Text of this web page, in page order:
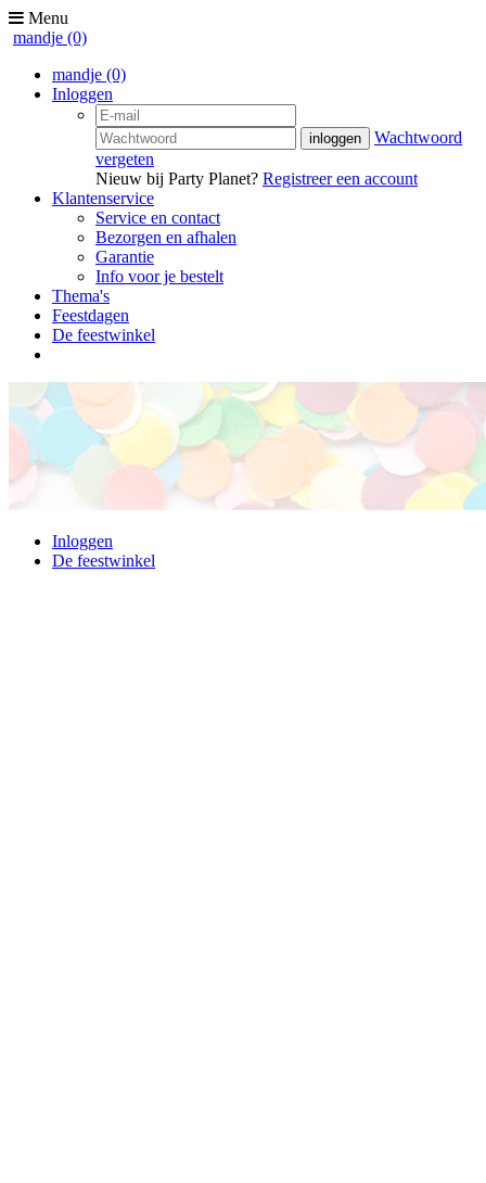
Menu
mandje (0)
mandje (0)
Inloggen
Wachtwoord
vergeten
Nieuw bij Party Planet? Registreer een account
Klantenservice
Service en contact
Bezorgen en afhalen
Garantie
Info voor je bestelt
Thema's
Feestdagen
De feestwinkel
Inloggen
De feestwinkel